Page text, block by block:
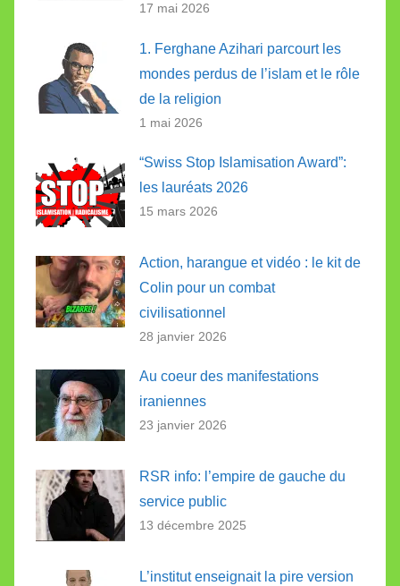
17 mai 2026
1. Ferghane Azihari parcourt les
mondes perdus de l’islam et le rôle
de la religion
1 mai 2026
“Swiss Stop Islamisation Award”:
les lauréats 2026
15 mars 2026
Action, harangue et vidéo : le kit de
Colin pour un combat
civilisationnel
28 janvier 2026
Au coeur des manifestations
iraniennes
23 janvier 2026
RSR info: l’empire de gauche du
service public
13 décembre 2025
L’institut enseignait la pire version